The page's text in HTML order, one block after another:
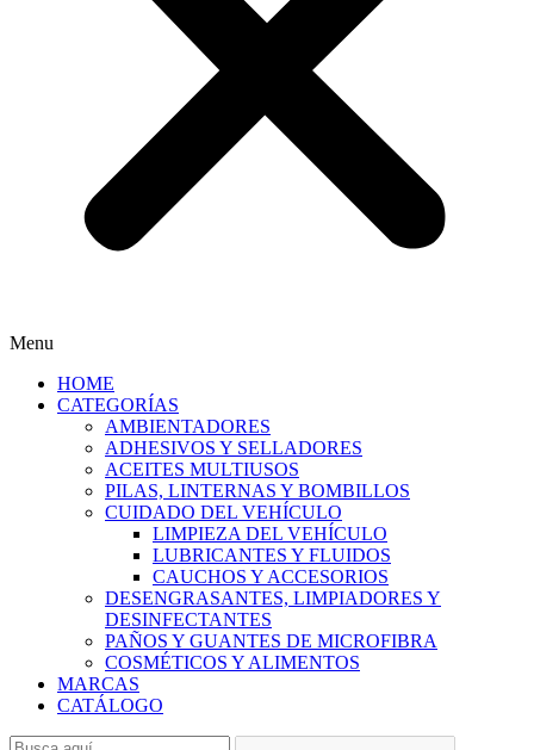
Menu
HOME
CATEGORÍAS
AMBIENTADORES
ADHESIVOS Y SELLADORES
ACEITES MULTIUSOS
PILAS, LINTERNAS Y BOMBILLOS
CUIDADO DEL VEHÍCULO
LIMPIEZA DEL VEHÍCULO
LUBRICANTES Y FLUIDOS
CAUCHOS Y ACCESORIOS
DESENGRASANTES, LIMPIADORES Y
DESINFECTANTES
PAÑOS Y GUANTES DE MICROFIBRA
COSMÉTICOS Y ALIMENTOS
MARCAS
CATÁLOGO